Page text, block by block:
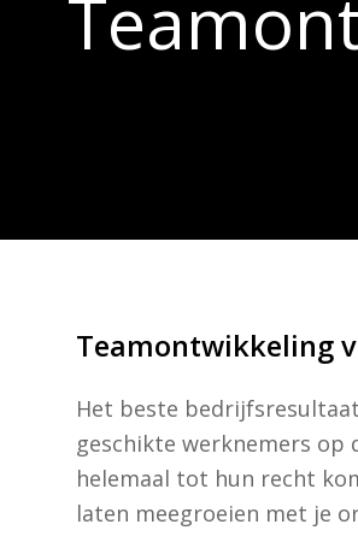
Teamontwikkeling
Het beste
geschikte werknemers op
helemaal tot hun recht
laten meegroeien met je